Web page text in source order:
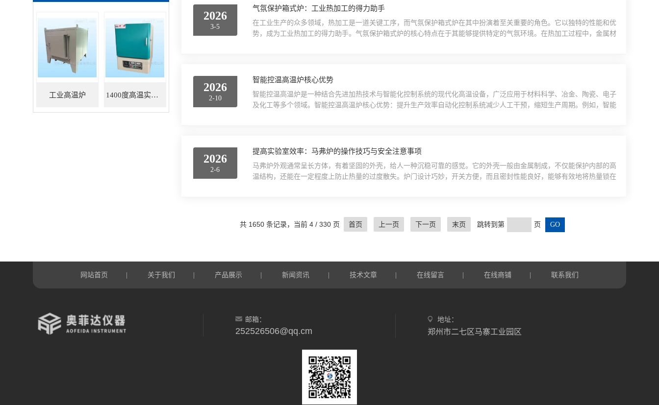
工业高温炉 1400度高温实验炉
2026
3-5
气氛保护箱式炉：工业热加工的得力助手
在工业生产的众多领域，热加工是一道关键工序，而气氛保护箱式炉在其中扮演着至关重要的角色。它以独特的性能和优
势，成为工业热加工的得力助手。气氛保护箱式炉的核心特点在于其能够提供特定的气氛环境。在热加工过程中，金属材
2026
2-10
智能控温高温炉核心优势
智能控温高温炉是一种结合先进加热技术与智能化控制系统的现代化高温设备，广泛应用于材料科学、冶金、陶瓷、电子
及化工等多个领域。智能控温高温炉核心优势：提升生产效率自动化控制系统减少人工干预，缩短生产周期。例如，智能
2026
2-6
提高实验室效率：马弗炉的操作技巧与安全注意事项
马弗炉外观通常呈长方体，有着坚固的外壳，给人一种沉稳可靠的感觉。它的外壳一般由金属制成，不仅能保护内部的高
温结构，还能在一定程度上防止热量的过度散失。炉门设计巧妙，开关方便，而且密封性能良好，能够有效地将热量锁在
共 1650 条记录，当前 4 / 330 页 首页 上一页 下一页 末页 跳转到第 页
网站首页 关于我们 产品展示 新闻资讯 技术文章 在线留言 在线商铺 联系我们
邮箱：
252526506@qq.cm
地址：
郑州市二七区马寨工业园区